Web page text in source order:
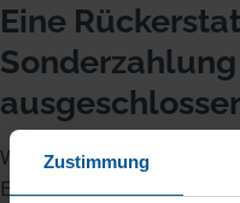
Zustimmung
Eine
Was Sie immer im
Eine Rückerstattung der